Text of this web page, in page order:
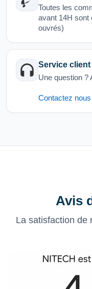
Toutes les
avant 14H sont
ouvrés)
Service client
Une question ?
Contactez nous
Avis
La satisfaction de